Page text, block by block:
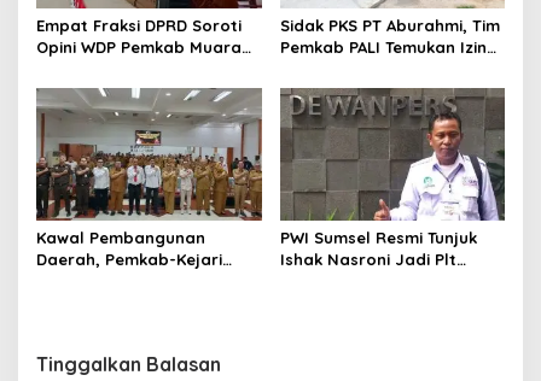
Empat Fraksi DPRD Soroti
Opini WDP Pemkab Muara
Kelola Keuangan
Sidak PKS PT Aburahmi, Tim
Pemkab PALI Temukan Izin
Kawal Pembangunan
Daerah, Pemkab-Kejari
PWI Sumsel Resmi Tunjuk
Ishak Nasroni Jadi Plt
Tinggalkan Balasan